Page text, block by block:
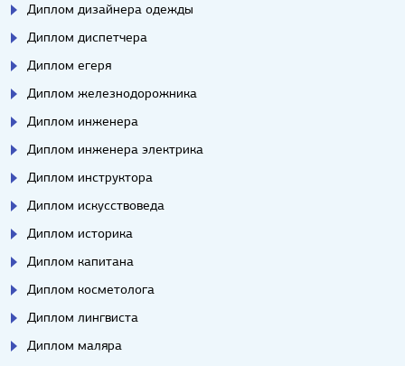
Диплом дизайнера одежды
Диплом диспетчера
Диплом егеря
Диплом железнодорожника
Диплом инженера
Диплом инженера электрика
Диплом инструктора
Диплом искусствоведа
Диплом историка
Диплом капитана
Диплом косметолога
Диплом лингвиста
Диплом маляра